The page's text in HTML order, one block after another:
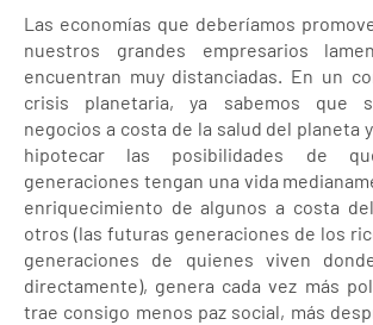
Las economías que deberíamos
nuestros grandes empresarios
encuentran muy distanciadas. En un
crisis planetaria, ya sabemos que
negocios a costa de la salud del planeta
hipotecar las posibilidades de
generaciones tengan una vida
enriquecimiento de algunos a costa
otros (las futuras generaciones de los
generaciones de quienes viven
directamente), genera cada vez más
trae consigo menos paz social, más